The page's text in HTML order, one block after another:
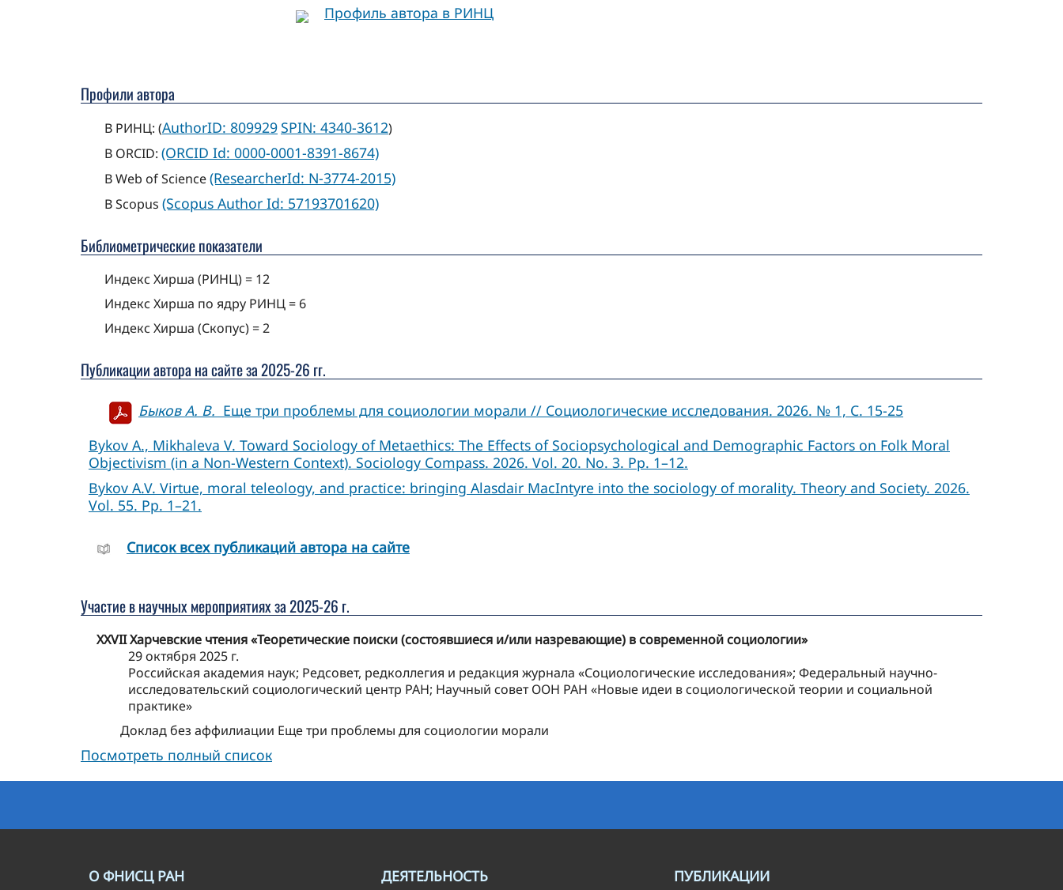
Профиль автора в РИНЦ
Профили автора
В РИНЦ: (AuthorID: 809929 SPIN: 4340-3612)
В ORCID: (ORCID Id: 0000-0001-8391-8674)
В Web of Science(ResearcherId: N-3774-2015)
В Scopus (Scopus Author Id: 57193701620)
Библиометрические показатели
Индекс Хирша (РИНЦ) = 12
Индекс Хирша по ядру РИНЦ = 6
Индекс Хирша (Скопус) = 2
Публикации автора на сайте за 2025-26 гг.
Быков А. В. Еще три проблемы для социологии морали // Социологические исследования. 2026. № 1, C. 15-25
Bykov A., Mikhaleva V. Toward Sociology of Metaethics: The Effects of Sociopsychological and Demographic Factors on Folk Moral
Objectivism (in a Non‐Western Context). Sociology Compass. 2026. Vol. 20. No. 3. Pp. 1–12.
Bykov A.V. Virtue, moral teleology, and practice: bringing Alasdair MacIntyre into the sociology of morality. Theory and Society. 2026.
Vol. 55. Pp. 1–21.
Cписок всех публикаций автора на сайте
Участие в научных мероприятиях за 2025-26 г.
XXVII Харчевские чтения «Теоретические поиски (состоявшиеся и/или назревающие) в современной социологии»
29 октября 2025 г.
Российская академия наук; Редсовет, редколлегия и редакция журнала «Социологические исследования»; Федеральный научно-
исследовательский социологический центр РАН; Научный совет ООН РАН «Новые идеи в социологической теории и социальной
практике»
Доклад без аффилиации Еще три проблемы для социологии морали
Посмотреть полный список
О ФНИСЦ РАН ДЕЯТЕЛЬНОСТЬ ПУБЛИКАЦИИ